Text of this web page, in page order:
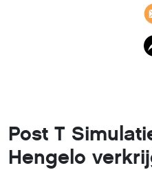
Post T
Hengelo